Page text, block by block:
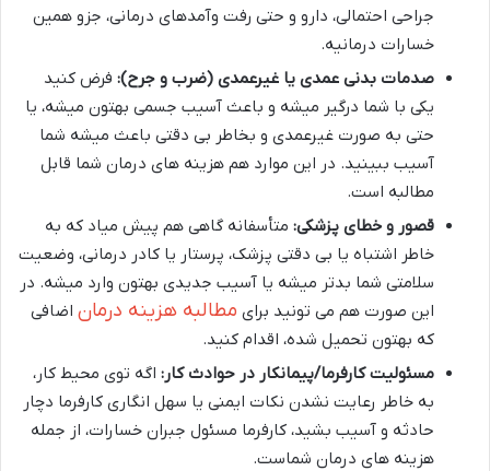
جراحی احتمالی، دارو و حتی رفت وآمدهای درمانی، جزو همین
خسارات درمانیه.
صدمات بدنی عمدی یا غیرعمدی (ضرب و جرح): فرض کنید
یکی با شما درگیر میشه و باعث آسیب جسمی بهتون میشه، یا
حتی به صورت غیرعمدی و بخاطر بی دقتی باعث میشه شما
آسیب ببینید. در این موارد هم هزینه های درمان شما قابل
مطالبه است.
قصور و خطای پزشکی: متأسفانه گاهی هم پیش میاد که به
خاطر اشتباه یا بی دقتی پزشک، پرستار یا کادر درمانی، وضعیت
سلامتی شما بدتر میشه یا آسیب جدیدی بهتون وارد میشه. در
این صورت هم می تونید برای مطالبه هزینه درمان اضافی
که بهتون تحمیل شده، اقدام کنید.
مسئولیت کارفرما/پیمانکار در حوادث کار: اگه توی محیط کار،
به خاطر رعایت نشدن نکات ایمنی یا سهل انگاری کارفرما دچار
حادثه و آسیب بشید، کارفرما مسئول جبران خسارات، از جمله
هزینه های درمان شماست.